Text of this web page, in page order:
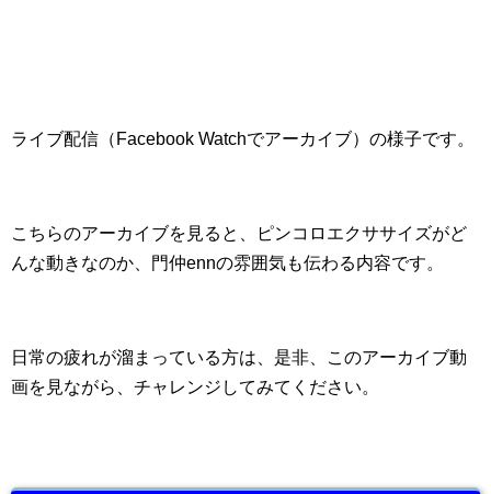
ライブ配信（Facebook Watchでアーカイブ）の様子です。
こちらのアーカイブを見ると、ピンコロエクササイズがど
んな動きなのか、門仲ennの雰囲気も伝わる内容です。
日常の疲れが溜まっている方は、是非、このアーカイブ動
画を見ながら、チャレンジしてみてください。